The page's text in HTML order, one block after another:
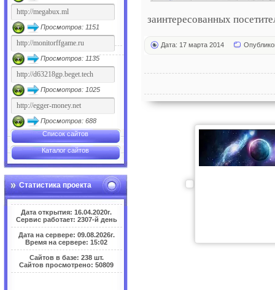
Просмотров: 1151
Просмотров: 1135
Просмотров: 1025
Просмотров: 688
Список сайтов
Каталог сайтов
Статистика проекта
Дата открытия: 16.04.2020г.
Сервис работает: 2307-й день
Дата на сервере: 09.08.2026г.
Время на сервере: 15:02
Сайтов в базе: 238 шт.
Сайтов просмотрено: 50809
заинтересованных
Дата: 17 марта 2014